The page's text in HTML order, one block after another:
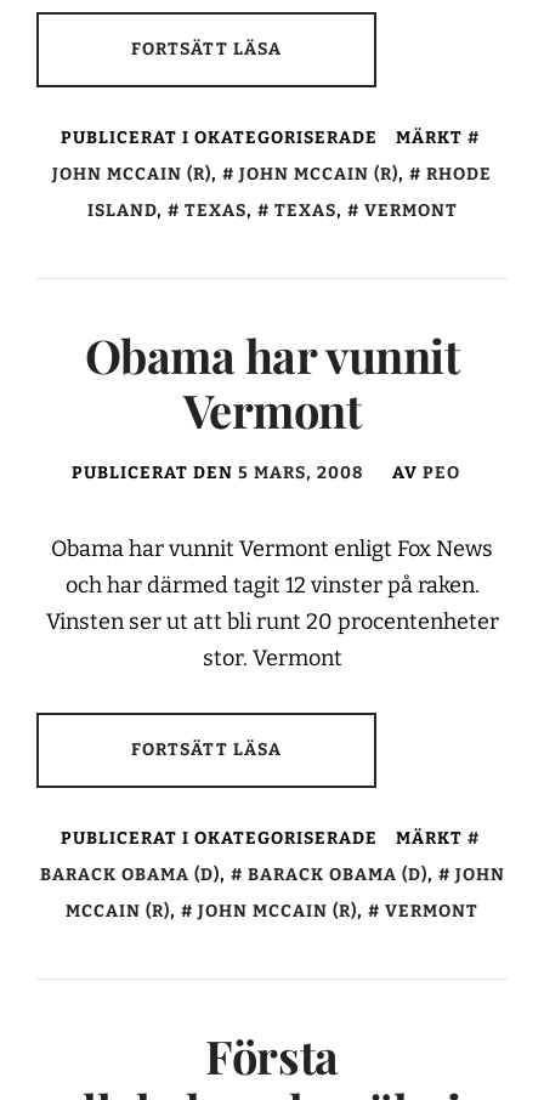
FORTSÄTT LÄSA
PUBLICERAT I OKATEGORISERADE
MÄRKT
JOHN MCCAIN (R), JOHN MCCAIN (R),
RHODE
ISLAND, TEXAS, TEXAS, VERMONT
Obama har vunnit
Vermont
PUBLICERAT DEN 5 MARS, 2008 AV PEO
Obama har vunnit Vermont enligt Fox News
och har därmed tagit 12 vinster på raken.
Vinsten ser ut att bli runt 20 procentenheter
stor. Vermont
FORTSÄTT LÄSA
PUBLICERAT I OKATEGORISERADE
MÄRKT
BARACK OBAMA (D), BARACK OBAMA (D),
JOHN
MCCAIN (R), JOHN MCCAIN (R), VERMONT
Första